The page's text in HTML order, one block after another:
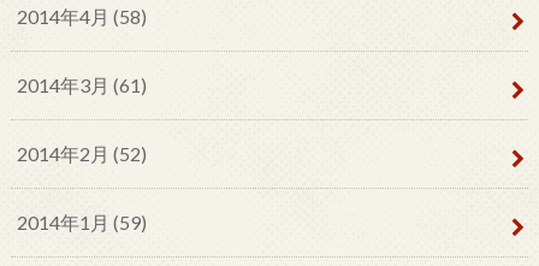
2014年4月 (58)
2014年3月 (61)
2014年2月 (52)
2014年1月 (59)